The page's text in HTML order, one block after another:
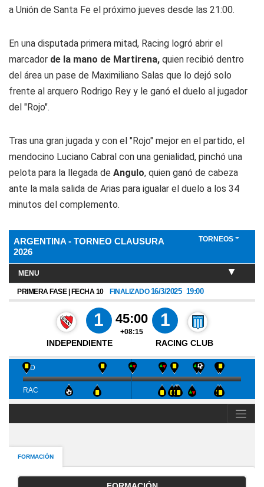
a Unión de Santa Fe el próximo jueves desde las 21:00.
En una disputada primera mitad, Racing logró abrir el
marcador de la mano de Martirena, quien recibió dentro
del área un pase de Maximiliano Salas que lo dejó solo
frente al arquero Rodrigo Rey y le ganó el duelo al jugador
del "Rojo".
Tras una gran jugada y con el "Rojo" mejor en el partido, el
mendocino Luciano Cabral con una genialidad, pinchó una
pelota para la llegada de Angulo, quien ganó de cabeza
ante la mala salida de Arias para igualar el duelo a los 34
minutos del complemento.